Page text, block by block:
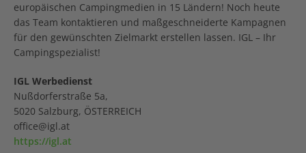
europäischen Campingmedien in 15 Ländern! Noch heute
das Team kontaktieren und maßgeschneiderte Kampagnen
für den gewünschten Zielmarkt erstellen lassen. IGL – Ihr
Campingspezialist!
IGL Werbedienst
Nußdorferstraße 5a,
5020 Salzburg, ÖSTERREICH
office@igl.at
https://igl.at